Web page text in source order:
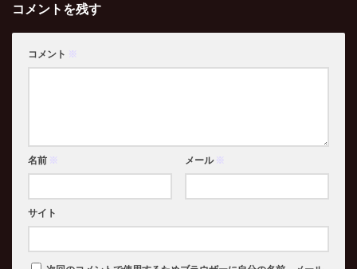
コメントを残す
コメント ※
名前 ※ メール ※
サイト